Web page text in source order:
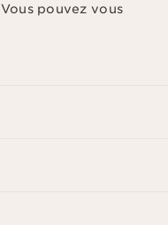
pouvez vous